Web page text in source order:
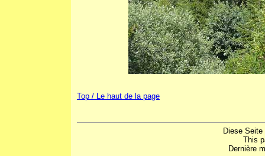
Top / Le haut de la page
Diese
This
Dernière